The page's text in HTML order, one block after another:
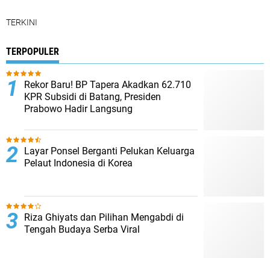
TERKINI
TERPOPULER
Rekor Baru! BP Tapera Akadkan 62.710
KPR Subsidi di Batang, Presiden
Prabowo Hadir Langsung
Layar Ponsel Berganti Pelukan Keluarga
Pelaut Indonesia di Korea
Riza Ghiyats dan Pilihan Mengabdi di
Tengah Budaya Serba Viral